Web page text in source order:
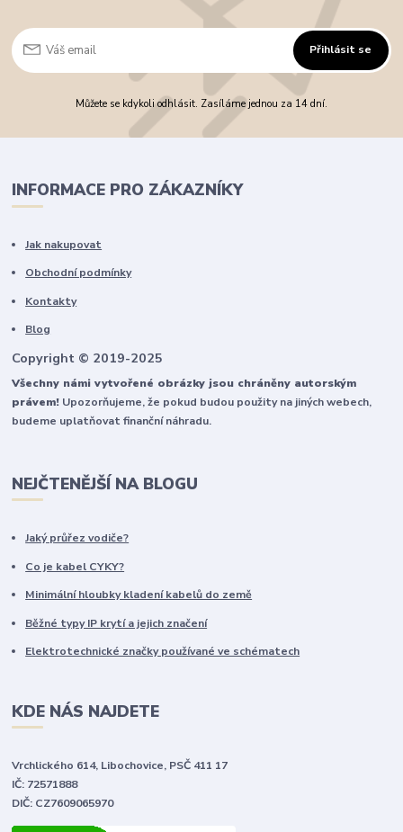
Přihlásit se
Můžete se kdykoli odhlásit. Zasíláme jednou za 14 dní.
INFORMACE PRO ZÁKAZNÍKY
Jak nakupovat
Obchodní podmínky
Kontakty
Blog
Copyright © 2019-2025
Všechny námi vytvořené obrázky jsou chráněny autorským
právem! Upozorňujeme, že pokud budou použity na jiných webech,
budeme uplatňovat finanční náhradu.
NEJČTENĚJŠÍ NA BLOGU
Jaký průřez vodiče?
Co je kabel CYKY?
Minimální hloubky kladení kabelů do země
Běžné typy IP krytí a jejich značení
Elektrotechnické značky používané ve schématech
KDE NÁS NAJDETE
Vrchlického 614, Libochovice, PSČ 411 17
IČ: 72571888
DIČ: CZ7609065970